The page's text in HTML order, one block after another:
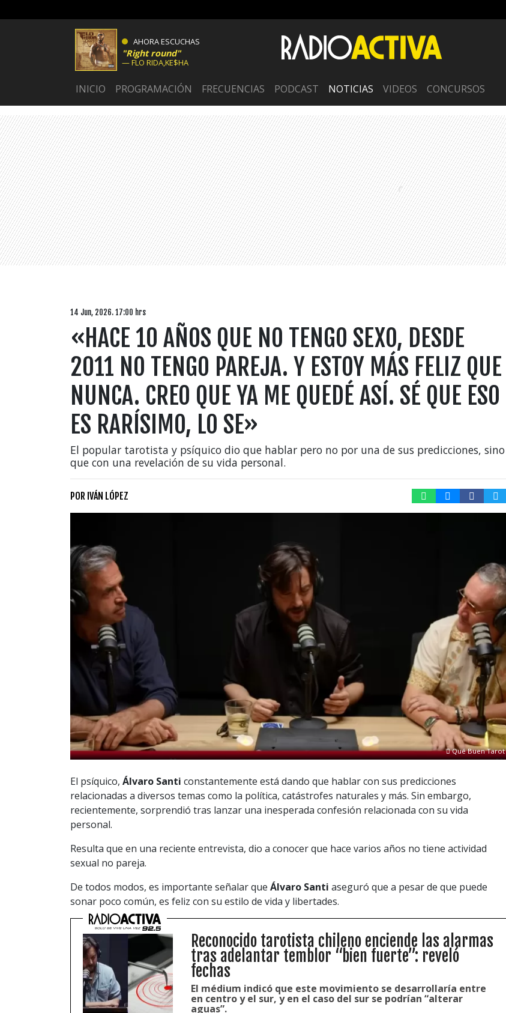
AHORA ESCUCHAS
Right round
FLO RIDA,KE$HA
INICIO PROGRAMACIÓN FRECUENCIAS PODCAST NOTICIAS VIDEOS CONCURSOS
14 Jun, 2026. 17:00 hrs
«HACE 10 AÑOS QUE NO TENGO SEXO, DESDE
2011 NO TENGO PAREJA. Y ESTOY MÁS FELIZ QUE
NUNCA. CREO QUE YA ME QUEDÉ ASÍ. SÉ QUE ESO
ES RARÍSIMO, LO SE»
El popular tarotista y psíquico dio que hablar pero no por una de sus predicciones, sino
que con una revelación de su vida personal.
POR IVÁN LÓPEZ
Qué Buen Tarot
El psíquico, Álvaro Santi constantemente está dando que hablar con sus predicciones
relacionadas a diversos temas como la política, catástrofes naturales y más. Sin embargo,
recientemente, sorprendió tras lanzar una inesperada confesión relacionada con su vida
personal.
Resulta que en una reciente entrevista, dio a conocer que hace varios años no tiene actividad
sexual no pareja.
De todos modos, es importante señalar que Álvaro Santi aseguró que a pesar de que puede
sonar poco común, es feliz con su estilo de vida y libertades.
Reconocido tarotista chileno enciende las alarmas
tras adelantar temblor “bien fuerte”: reveló
fechas
El médium indicó que este movimiento se desarrollaría entre
en centro y el sur, y en el caso del sur se podrían “alterar
aguas”.